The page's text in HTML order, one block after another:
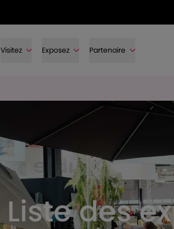
Visitez Exposez Partenaire
Liste des